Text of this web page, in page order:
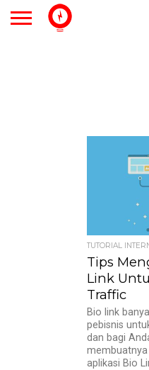
TUTORIAL
Tips
Link
Traffic
Bio link
pebisnis
dan bagi
aplikasi Bio